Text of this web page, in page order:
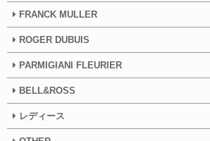
FRANCK MULLER
ROGER DUBUIS
PARMIGIANI FLEURIER
BELL&ROSS
レディース